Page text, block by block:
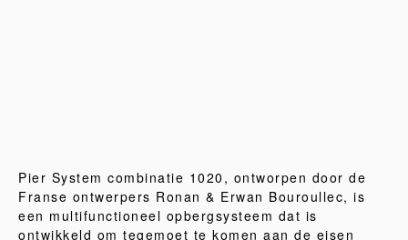
Pier System combinatie 1020, ontworpen door de
Franse ontwerpers Ronan & Erwan Bouroullec, is
een multifunctioneel opbergsysteem dat is
ontwikkeld om tegemoet te komen aan de eisen